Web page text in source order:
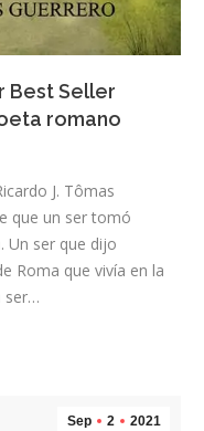
Best Seller
romano
J. Tômas
que un ser tomó
Un ser que dijo
Roma que vivía en la
ser…
Sep 2 2021